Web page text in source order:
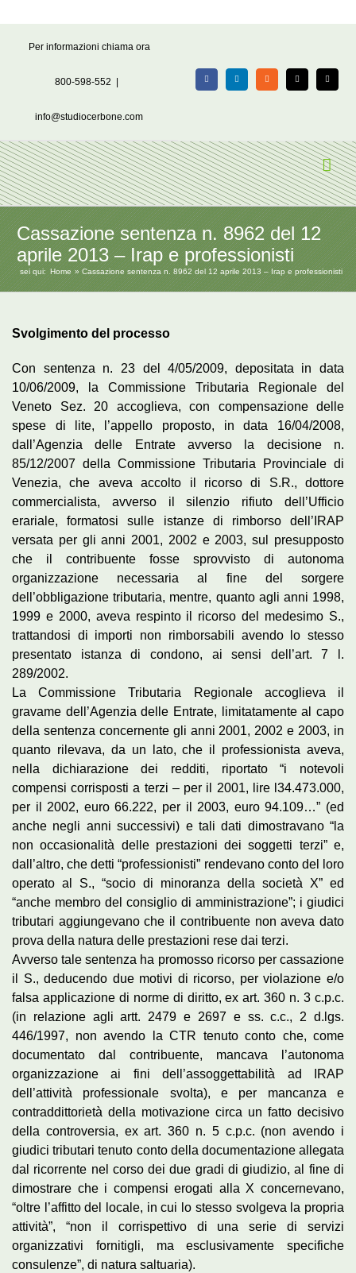
Per informazioni chiama ora
800-598-552
info@studiocerbone.com
FacebookLinkedIn Rss X Email
Cassazione sentenza n. 8962 del 12
aprile 2013 – Irap e professionisti
sei qui: Home Cassazione sentenza n. 8962 del 12 aprile 2013 – Irap e professionisti
Svolgimento del processo
Con sentenza n. 23 del 4/05/2009, depositata in data
10/06/2009, la Commissione Tributaria Regionale del
Veneto Sez. 20 accoglieva, con compensazione delle
spese di lite, l’appello proposto, in data 16/04/2008,
dall’Agenzia delle Entrate avverso la decisione n.
85/12/2007 della Commissione Tributaria Provinciale di
Venezia, che aveva accolto il ricorso di S.R., dottore
commercialista, avverso il silenzio rifiuto dell’Ufficio
erariale, formatosi sulle istanze di rimborso dell’IRAP
versata per gli anni 2001, 2002 e 2003, sul presupposto
che il contribuente fosse sprovvisto di autonoma
organizzazione necessaria al fine del sorgere
dell’obbligazione tributaria, mentre, quanto agli anni 1998,
1999 e 2000, aveva respinto il ricorso del medesimo S.,
trattandosi di importi non rimborsabili avendo lo stesso
presentato istanza di condono, ai sensi dell’art. 7 l.
289/2002.
La Commissione Tributaria Regionale accoglieva il
gravame dell’Agenzia delle Entrate, limitatamente al capo
della sentenza concernente gli anni 2001, 2002 e 2003, in
quanto rilevava, da un lato, che il professionista aveva,
nella dichiarazione dei redditi, riportato “i notevoli
compensi corrisposti a terzi – per il 2001, lire l34.473.000,
per il 2002, euro 66.222, per il 2003, euro 94.109…” (ed
anche negli anni successivi) e tali dati dimostravano “la
non occasionalità delle prestazioni dei soggetti terzi” e,
dall’altro, che detti “professionisti” rendevano conto del loro
operato al S., “socio di minoranza della società X” ed
“anche membro del consiglio di amministrazione”; i giudici
tributari aggiungevano che il contribuente non aveva dato
prova della natura delle prestazioni rese dai terzi.
Avverso tale sentenza ha promosso ricorso per cassazione
il S., deducendo due motivi di ricorso, per violazione e/o
falsa applicazione di norme di diritto, ex art. 360 n. 3 c.p.c.
(in relazione agli artt. 2479 e 2697 e ss. c.c., 2 d.lgs.
446/1997, non avendo la CTR tenuto conto che, come
documentato dal contribuente, mancava l’autonoma
organizzazione ai fini dell’assoggettabilità ad IRAP
dell’attività professionale svolta), e per mancanza e
contraddittorietà della motivazione circa un fatto decisivo
della controversia, ex art. 360 n. 5 c.p.c. (non avendo i
giudici tributari tenuto conto della documentazione allegata
dal ricorrente nel corso dei due gradi di giudizio, al fine di
dimostrare che i compensi erogati alla X concernevano,
“oltre l’affitto del locale, in cui lo stesso svolgeva la propria
attività”, “non il corrispettivo di una serie di servizi
organizzativi fornitigli, ma esclusivamente specifiche
consulenze”, di natura saltuaria).